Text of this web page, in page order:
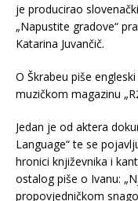
je producirao
„Napustite gradove“
Katarina Juvančič.
O Škrabeu piše
muzičkom magazinu „R2
Jedan je od aktera
Language“ te se
hronici književnika i
ostalog piše o Ivanu:
propovjedničkom